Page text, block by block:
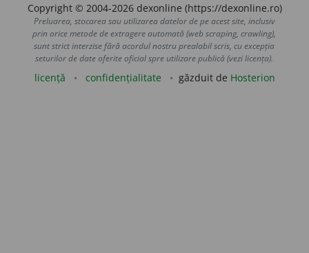
Copyright © 2004-2026 dexonline (https://dexonline.ro)
Preluarea, stocarea sau utilizarea datelor de pe acest site, inclusiv
prin orice metode de extragere automată (web scraping, crawling),
sunt strict interzise fără acordul nostru prealabil scris, cu excepția
seturilor de date oferite oficial spre utilizare publică (vezi licența).
licență confidențialitate găzduit de Hosterion